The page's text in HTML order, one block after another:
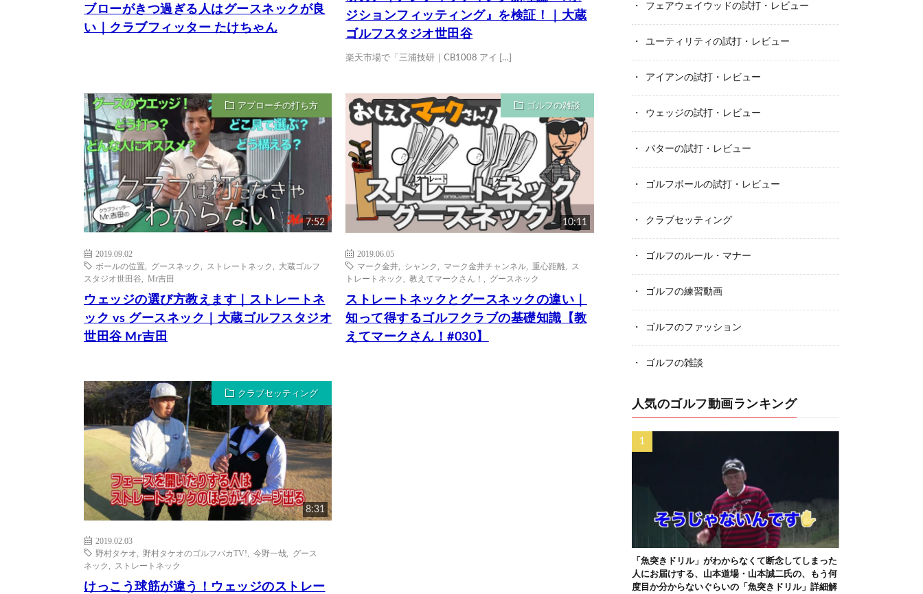
ブローがきつ過ぎる人はグースネックが良
い｜クラブフィッター たけちゃん
ジションフィッティング』を検証！｜大蔵
ゴルフスタジオ世田谷
楽天市場で「三浦技研｜CB1008 アイ […]
アプローチの打ち方
7:52
2019.09.02
ボールの位置
グースネック ストレートネック
大蔵ゴルフ
スタジオ世田谷
Mr吉田
ウェッジの選び方教えます｜ストレートネ
ック vs グースネック｜大蔵ゴルフスタジオ
世田谷 Mr吉田
ゴルフの雑談
10:11
2019.06.05
マーク金井
シャンク マーク金井チャンネル ,重心距離
ス
トレートネック
,教えてマークさん！ グースネック
ストレートネックとグースネックの違い｜
知って得するゴルフクラブの基礎知識【教
えてマークさん！#030】
クラブセッティング
8:31
2019.02.03
野村タケオ
野村タケオのゴルフバカTV! 今野一哉
グース
ネック
ストレートネック
けっこう球筋が違う！ウェッジのストレー
フェアウェイウッドの試打・レビュー
ユーティリティの試打・レビュー
アイアンの試打・レビュー
ウェッジの試打・レビュー
パターの試打・レビュー
ゴルフボールの試打・レビュー
クラブセッティング
ゴルフのルール・マナー
ゴルフの練習動画
ゴルフのファッション
ゴルフの雑談
人気のゴルフ動画ランキング
「魚突きドリル」がわからなくて断念してしまった
人にお届けする、山本道場・山本誠二氏の、もう何
度目か分からないぐらいの「魚突きドリル」詳細解